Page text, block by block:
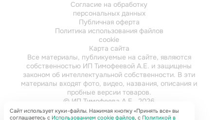
Согласие на обработку
персональных данных
Публичная оферта
Политика использования файлов
cookie
Карта сайта
Все материалы, публикуемые на сайте, являются
собственностью ИП Тимофеевой А.Е. и защищены
законом об интеллектуальной собственности. В эти
материалы входят фото, видео, названия, описания и
пробные версии товаров.
© ИП Тимофеева А.Е., 2026
ИНН 784202616921
Сайт использует куки-файлы. Нажимая кнопку «Принять все» вы
соглашаетесь с Использованием cookie файлов, с Политикой в